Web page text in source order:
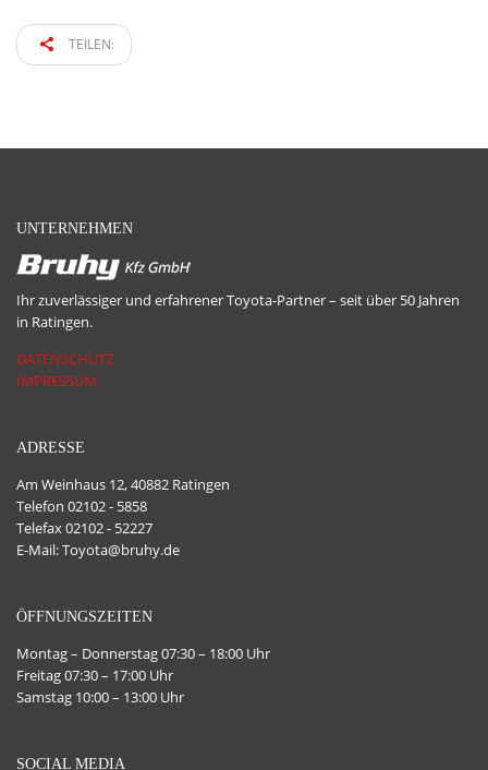
TEILEN:
UNTERNEHMEN
Ihr zuverlässiger und erfahrener Toyota-Partner – seit über 50 Jahren
in Ratingen.
DATENSCHUTZ
IMPRESSUM
ADRESSE
Am Weinhaus 12, 40882 Ratingen
Telefon 02102 - 5858
Telefax 02102 - 52227
E-Mail: Toyota@bruhy.de
ÖFFNUNGSZEITEN
Montag – Donnerstag 07:30 – 18:00 Uhr
Freitag 07:30 – 17:00 Uhr
Samstag 10:00 – 13:00 Uhr
SOCIAL MEDIA